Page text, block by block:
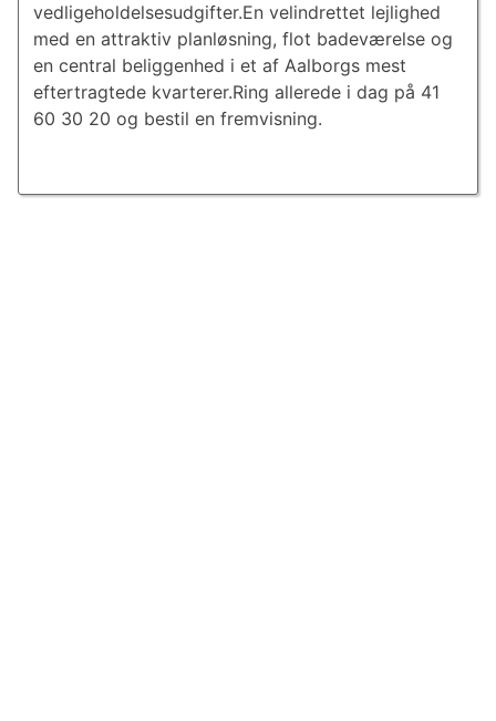
vedligeholdelsesudgifter.En velindrettet lejlighed
med en attraktiv planløsning, flot badeværelse og
en central beliggenhed i et af Aalborgs mest
eftertragtede kvarterer.Ring allerede i dag på 41
60 30 20 og bestil en fremvisning.